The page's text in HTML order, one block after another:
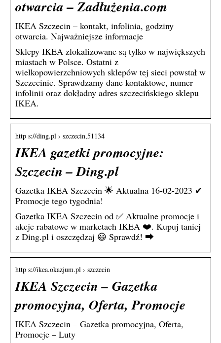
otwarcia – Zadłużenia.com
IKEA Szczecin – kontakt, infolinia, godziny
otwarcia. Najważniejsze informacje
Sklepy IKEA zlokalizowane są tylko w największych
miastach w Polsce. Ostatni z
wielkopowierzchniowych sklepów tej sieci powstał w
Szczecinie. Sprawdzamy dane kontaktowe, numer
infolinii oraz dokładny adres szczecińskiego sklepu
IKEA.
http s://ding.pl › szczecin,51134
IKEA gazetki promocyjne:
Szczecin – Ding.pl
Gazetka IKEA Szczecin 🌟 Aktualna 16-02-2023 ✔
Promocje tego tygodnia!
Gazetka IKEA Szczecin od ✅ Aktualne promocje i
akcje rabatowe w marketach IKEA ❤️. Kupuj taniej
z Ding.pl i oszczędzaj 😃 Sprawdź! ⮕
http s://ikea.okazjum.pl › szczecin
IKEA Szczecin – Gazetka
promocyjna, Oferta, Promocje
IKEA Szczecin – Gazetka promocyjna, Oferta,
Promocje – Luty